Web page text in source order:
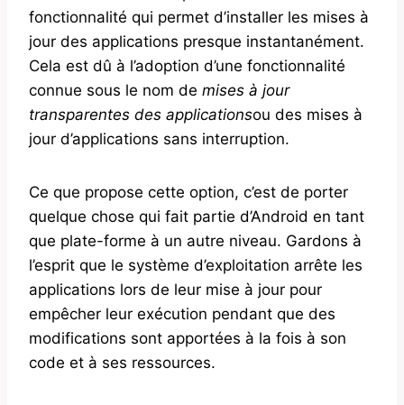
fonctionnalité qui permet d’installer les mises à
jour des applications presque instantanément.
Cela est dû à l’adoption d’une fonctionnalité
connue sous le nom de mises à jour
transparentes des applicationsou des mises à
jour d’applications sans interruption.
Ce que propose cette option, c’est de porter
quelque chose qui fait partie d’Android en tant
que plate-forme à un autre niveau. Gardons à
l’esprit que le système d’exploitation arrête les
applications lors de leur mise à jour pour
empêcher leur exécution pendant que des
modifications sont apportées à la fois à son
code et à ses ressources.